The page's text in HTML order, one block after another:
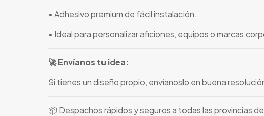
▪️ Adhesivo premium de fácil instalación.
▪️ Ideal para personalizar aficiones, equipos o marcas
🚀 Envíanos tu idea:
Si tienes un diseño propio, envíanoslo en buena
📦 Despachos rápidos y seguros a todas las provincias